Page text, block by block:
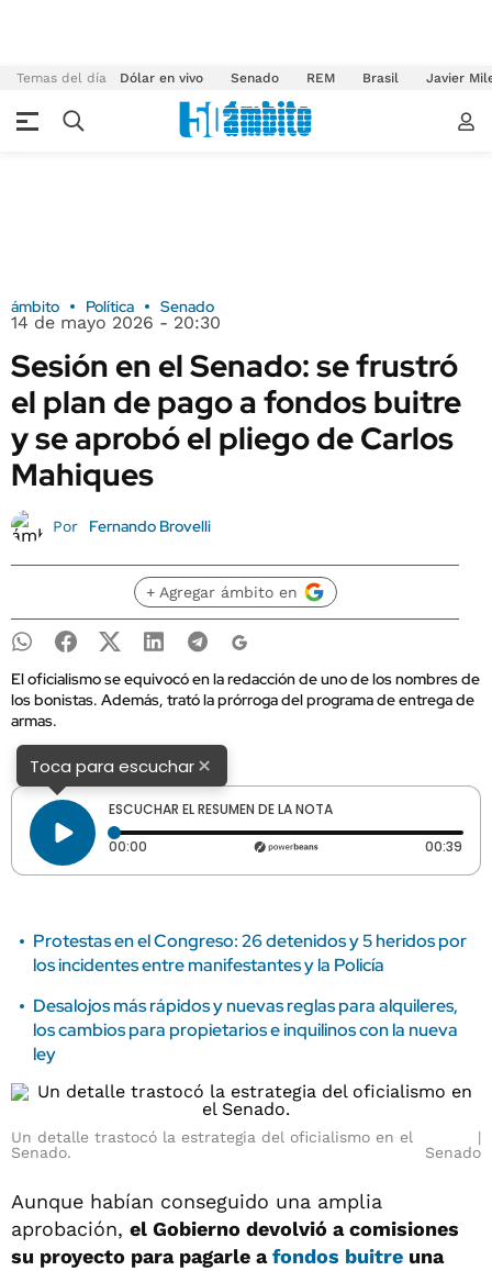
Temas del día Dólar en vivo Senado REM Brasil Javier
ámbito Política Senado
14 de mayo 2026 - 20:30
Sesión en el Senado: se frustró
el plan de pago a fondos buitre
y se aprobó el pliego de Carlos
Mahiques
Por Fernando Brovelli
+ Agregar ámbito en
El oficialismo se equivocó en la redacción de uno de los nombres de
los bonistas. Además, trató la prórroga del programa de entrega de
armas.
Toca para escuchar×
ESCUCHAR EL RESUMEN DE LA NOTA
00:00 Tiempo transcurrido: 0 segundos 00:39
Protestas en el Congreso: 26 detenidos y 5 heridos por
los incidentes entre manifestantes y la Policía
Desalojos más rápidos y nuevas reglas para alquileres,
los cambios para propietarios e inquilinos con la nueva
ley
Un detalle trastocó la estrategia del oficialismo en el
Senado.
Senado
Aunque habían conseguido una amplia
aprobación, el Gobierno devolvió a comisiones
su proyecto para pagarle afondos buitre una